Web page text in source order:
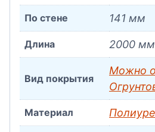
По стене 141 мм
Длина 2000 мм
Вид покрытия
Можно
Материал